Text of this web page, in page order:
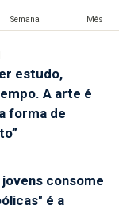
Semana Mês
estudo,
A arte é
forma de
consome
é a